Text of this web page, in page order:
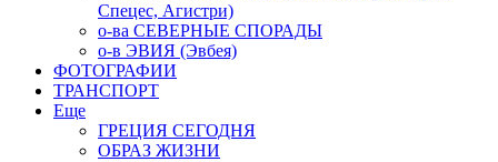
Спецес, Агистри)
о-ва СЕВЕРНЫЕ СПОРАДЫ
о-в ЭВИЯ (Эвбея)
ФОТОГРАФИИ
ТРАНСПОРТ
Еще
ГРЕЦИЯ СЕГОДНЯ
ОБРАЗ ЖИЗНИ